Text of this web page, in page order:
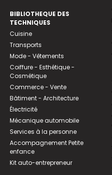
BIBLIOTHEQUE DES
TECHNIQUES
Cuisine
Transports
Mode - Vêtements
Coiffure - Esthétique -
Cosmétique
Commerce - Vente
Bâtiment - Architecture
Électricité
Mécanique automobile
Services à la personne
Accompagnement Petite
enfance
Kit auto-entrepreneur